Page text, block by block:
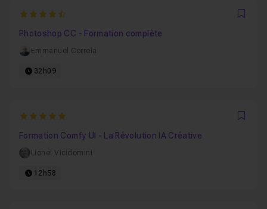
4.974358974359
Photoshop CC - Formation complète
Emmanuel Correia
32h09
5
Formation Comfy UI - La Révolution IA Créative
Lionel Vicidomini
12h58